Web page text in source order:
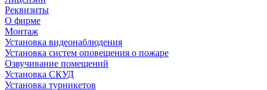
Реквизиты
О фирме
Монтаж
Установка видеонаблюдения
Установка систем оповещения о пожаре
Озвучивание помещений
Установка СКУД
Установка турникетов